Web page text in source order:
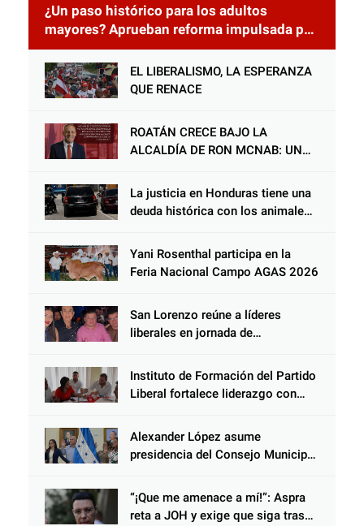
¿Un paso histórico para los adultos
mayores? Aprueban reforma impulsada por
el diputado Salomón Nazar para fortalecer
su protección en HondurasEL LIBERALISMO, LA ESPERANZA
QUE RENACE
ROATÁN CRECE BAJO LA
ALCALDÍA DE RON MCNAB: UN
COMUNIDAD Y DEL PARTIDO
LIBERAL
La justicia en Honduras tiene una
deuda histórica con los animales,
peso de la ley al responsable de
Choloma es consolidar un Estado
que protege al verdugo y
Yani Rosenthal participa en la
Feria Nacional Campo AGAS 2026
San Lorenzo reúne a líderes
liberales en jornada de
Instituto de Formación del Partido
Liberal fortalece liderazgo con
Alexander López asume
presidencia del Consejo Municipal
Censo Nacional 2026
“¡Que me amenace a mí!”: Aspra
reta a JOH y exige que siga tras